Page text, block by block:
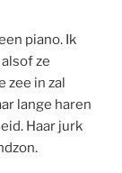
piano. Ik
ze
zee in zal
lange haren
Haar jurk